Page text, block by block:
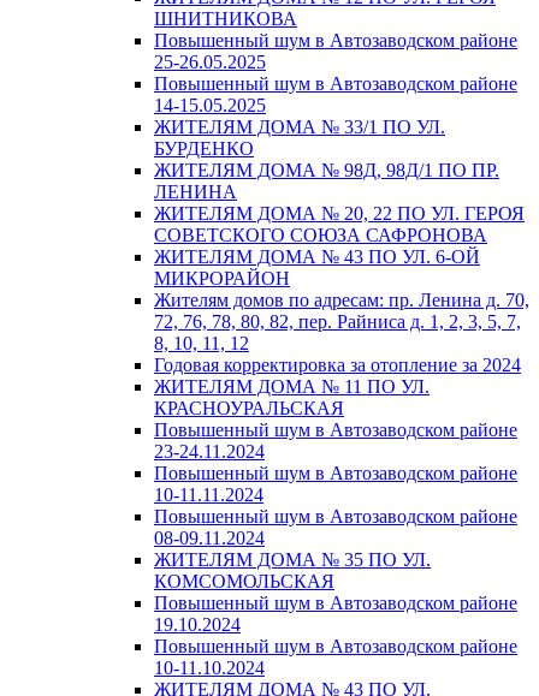
ШНИТНИКОВА
Повышенный шум в Автозаводском районе
25-26.05.2025
Повышенный шум в Автозаводском районе
14-15.05.2025
ЖИТЕЛЯМ ДОМА № 33/1 ПО УЛ.
БУРДЕНКО
ЖИТЕЛЯМ ДОМА № 98Д, 98Д/1 ПО ПР.
ЛЕНИНА
ЖИТЕЛЯМ ДОМА № 20, 22 ПО УЛ. ГЕРОЯ
СОВЕТСКОГО СОЮЗА САФРОНОВА
ЖИТЕЛЯМ ДОМА № 43 ПО УЛ. 6-ОЙ
МИКРОРАЙОН
Жителям домов по адресам: пр. Ленина д. 70,
72, 76, 78, 80, 82, пер. Райниса д. 1, 2, 3, 5, 7,
8, 10, 11, 12
Годовая корректировка за отопление за 2024
ЖИТЕЛЯМ ДОМА № 11 ПО УЛ.
КРАСНОУРАЛЬСКАЯ
Повышенный шум в Автозаводском районе
23-24.11.2024
Повышенный шум в Автозаводском районе
10-11.11.2024
Повышенный шум в Автозаводском районе
08-09.11.2024
ЖИТЕЛЯМ ДОМА № 35 ПО УЛ.
КОМСОМОЛЬСКАЯ
Повышенный шум в Автозаводском районе
19.10.2024
Повышенный шум в Автозаводском районе
10-11.10.2024
ЖИТЕЛЯМ ДОМА № 43 ПО УЛ.